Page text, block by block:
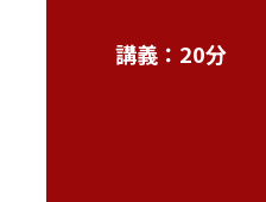
講義：20分